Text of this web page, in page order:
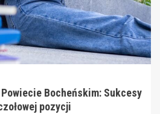
Bocheńskim: Sukcesy
pozycji